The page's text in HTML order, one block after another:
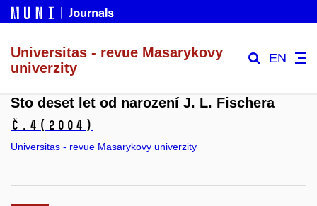
Universitas - revue Masarykovy
univerzity
EN
Sto deset let od narození J. L. Fischera
č.4 (2004)
Universitas - revue Masarykovy univerzity